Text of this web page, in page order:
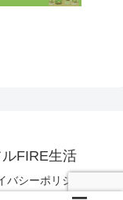
FIRE生活
バシーポリシー